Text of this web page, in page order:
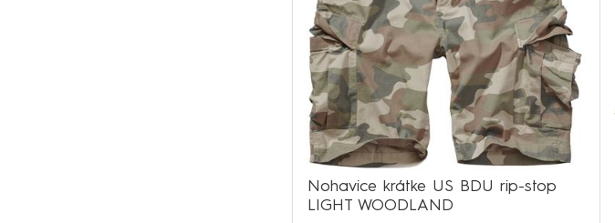
Nohavice krátke US BDU rip-stop
LIGHT WOODLAND